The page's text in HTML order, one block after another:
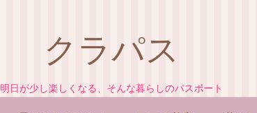
クラパス
明日が少し楽しくなる、そんな暮らしのパスポート